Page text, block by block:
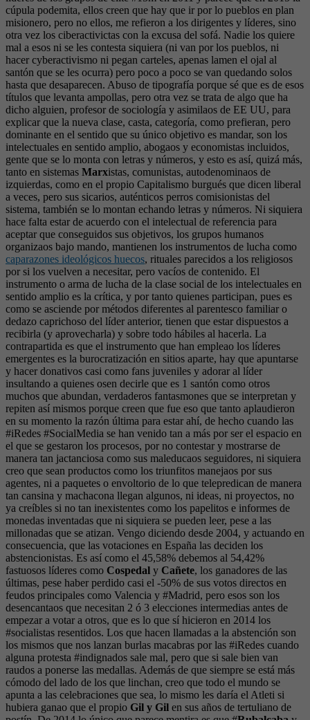
cúpula podemita, ellos creen que hay que ir por lo pueblos en plan
misionero, pero no ellos, me refieron a los dirigentes y líderes, sino
otra vez los ciberactivictas con la excusa del sofá. Nadie los quiere
mal a esos ni se les contesta siquiera (ni van por los pueblos, ni
hacer cyberactivismo ni pegan carteles, apenas lamen el ojal al
santón que se les ocurra) pero poco a poco se van quedando solos
hasta que desaparecen. Abuso de tipografía porque sé que es de esos
títulos que levanta ampollas, pero otra vez se trata de algo que ha
dicho alguien, profesor de sociología y asimilaos de EE UU, para
explicar que la nueva clase, casta, categoría, como prefieran, pero
dominante en el sentido que su único objetivo es mandar, son los
intelectuales en sentido amplio, abogaos y economistas incluidos,
gente que se lo monta con letras y números, y esto es así, quizá más,
tanto en sistemas Marxistas, comunistas, autodenominaos de
izquierdas, como en el propio Capitalismo burgués que dicen liberal
a veces, pero sus sicarios, auténticos perros comisionistas del
sistema, también se lo montan echando letras y números. Ni siquiera
hace falta estar de acuerdo con el intelectual de referencia para
aceptar que conseguidos sus objetivos, los grupos humanos
organizaos bajo mando, mantienen los instrumentos de lucha como
caparazones ideológicos huecos, rituales parecidos a los religiosos
por si los vuelven a necesitar, pero vacíos de contenido. El
instrumento o arma de lucha de la clase social de los intelectuales en
sentido amplio es la crítica, y por tanto quienes participan, pues es
como se asciende por métodos diferentes al parentesco familiar o
dedazo caprichoso del líder anterior, tienen que estar dispuestos a
recibirla (y aprovecharla) y sobre todo hábiles al hacerla. La
contrapartida es que el instrumento que han empleao los líderes
emergentes es la burocratización en sitios aparte, hay que apuntarse
y hacer donativos casi como fans juveniles y adorar al líder
insultando a quienes osen decirle que es 1 santón como otros
muchos que abundan, verdaderos fantasmones que se interpretan y
repiten así mismos porque creen que fue eso que tanto aplaudieron
en su momento la razón última para estar ahí, de hecho cuando las
#iRedes #SocialMedia se han venido tan a más por ser el espacio en
el que se gestaron los procesos, por no contestar y mostrarse de
manera tan jactanciosa como sus maleducaos seguidores, ni siquiera
creo que sean productos como los triunfitos manejaos por sus
agentes, ni a paquetes o envoltorio de lo que telepredican de manera
tan cansina y machacona llegan algunos, ni ideas, ni proyectos, no
ya creíbles si no tan inexistentes como los papelitos e informes de
monedas inventadas que ni siquiera se pueden leer, pese a las
millonadas que se atizan. Vengo diciendo desde 2004, y actuando en
consecuencia, que las votaciones en España las deciden los
abstencionistas. Es así como el 45,58% debemos al 54,42%
fastuosos líderes como Cospedal y Cañete, los ganadores de las
últimas, pese haber perdido casi el -50% de sus votos directos en
feudos principales como Valencia y #Madrid, pero esos son los
desencantaos que necesitan 2 ó 3 elecciones intermedias antes de
empezar a votar a otros, que es lo que sí hicieron en 2014 los
#socialistas resentidos. Los que hacen llamadas a la abstención son
los mismos que nos lanzan burlas macabras por las #iRedes cuando
alguna protesta #indignados sale mal, pero que si sale bien van
raudos a ponerse las medallas. Además de que siempre se está más
cómodo del lado de los que linchan, creo que todo el mundo se
apunta a las celebraciones que sea, lo mismo les daría el Atleti si
hubiera ganao que el propio Gil y Gil en sus años de tertuliano de